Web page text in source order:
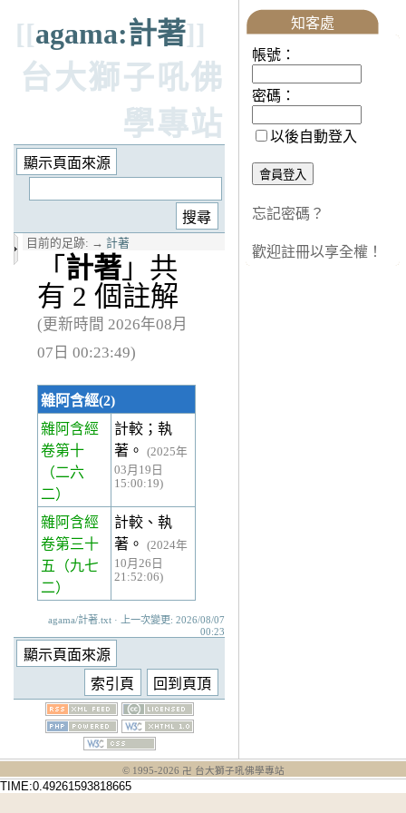
[[agama:計著]]
台大獅子吼佛
學專站
目前的足跡: → 計著
「 計著 」共
有 2 個註解
(更新時間 2026年08月
07日 00:23:49)
雜阿含經(2)
雜阿含經
卷第十
（二六
二）
計較；執
著。
(2025年
03月19日
15:00:19)
雜阿含經
卷第三十
五
（九七
二）
計較、執
著。
(2024年
10月26日
21:52:06)
agama/計著.txt · 上一次變更: 2026/08/07
00:23
知客處
帳號：
密碼：
以後自動登入
忘記密碼？
歡迎註冊以享全權！
© 1995-2026 卍 台大獅子吼佛學專站
TIME:0.49261593818665